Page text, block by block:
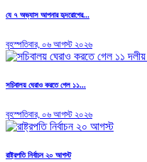
যে ৭ অভ্যাস আপনার হৃদরোগের...
বৃহস্পতিবার, ০৬ আগস্ট ২০২৬
সচিবালয় ঘেরাও করতে গেল ১১...
বৃহস্পতিবার, ০৬ আগস্ট ২০২৬
রাষ্ট্রপতি নির্বাচন ২০ আগস্ট